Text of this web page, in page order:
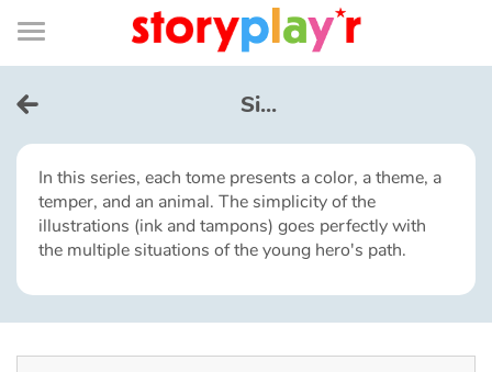
Connexion
Bibliothèque
de
page
Menu
Log in
Try for free
Library
Si...
In this series, each tome presents a color, a theme, a
temper, and an animal. The simplicity of the
illustrations (ink and tampons) goes perfectly with
the multiple situations of the young hero's path.